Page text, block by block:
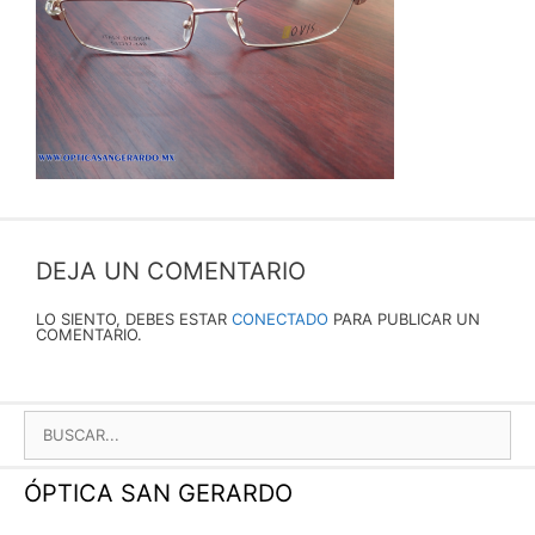
DEJA UN COMENTARIO
LO SIENTO, DEBES ESTAR CONECTADO PARA PUBLICAR UN
COMENTARIO.
BUSCAR:
ÓPTICA SAN GERARDO